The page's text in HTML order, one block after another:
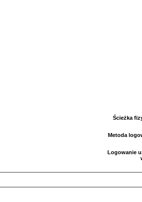
Ścieżka
Metoda
Logowanie